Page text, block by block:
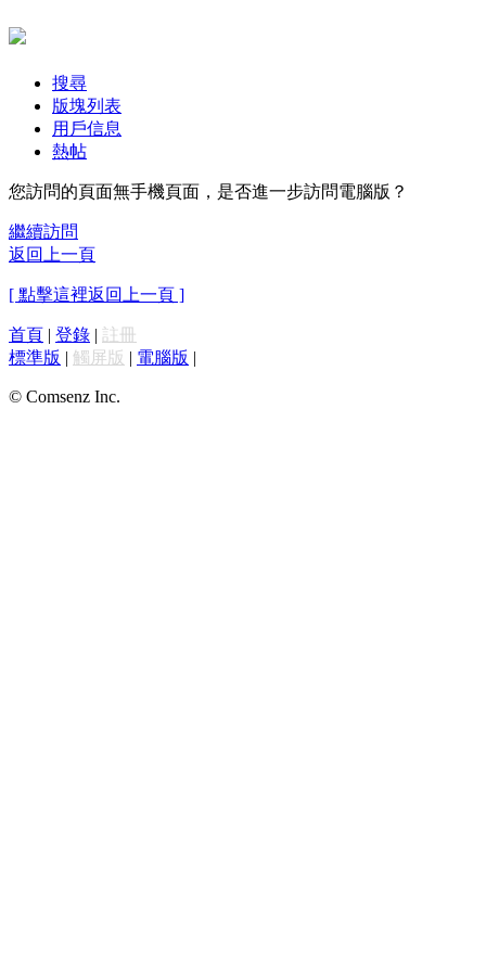
搜尋
版塊列表
用戶信息
熱帖
您訪問的頁面無手機頁面，是否進一步訪問電腦版？
繼續訪問
返回上一頁
[ 點擊這裡返回上一頁 ]
首頁 | 登錄 | 註冊
標準版 | 觸屏版 | 電腦版 |
© Comsenz Inc.